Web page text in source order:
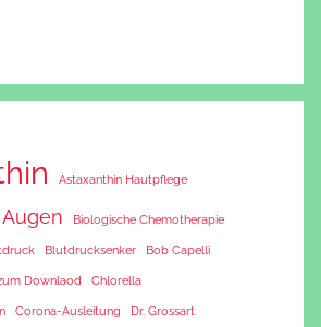
Astaxanthin Hautpflege
Augen Biologische Chemotherapie
Blutdrucksenker Bob Capelli
Downlaod Chlorella
Corona-Ausleitung Dr. Grossart